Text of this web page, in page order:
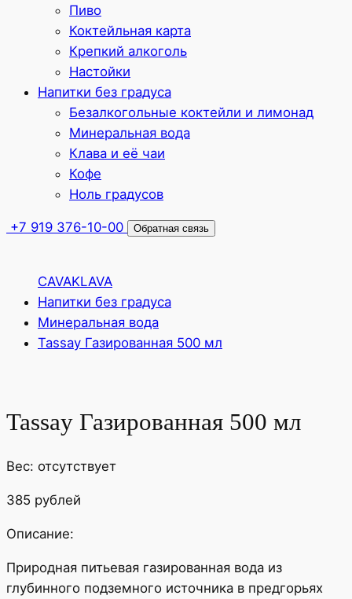
Пиво
Коктейльная карта
Крепкий алкоголь
Настойки
Напитки без градуса
Безалкогольные коктейли и лимонад
Минеральная вода
Клава и её чаи
Кофе
Ноль градусов
+7 919 376-10-00 Обратная связь
CAVAKLAVA
Напитки без градуса
Минеральная вода
Tassay Газированная 500 мл
Tassay Газированная 500 мл
Вес: отсутствует
385 рублей
Описание:
Природная питьевая газированная вода из
глубинного подземного источника в предгорьях